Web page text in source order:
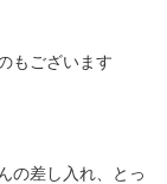
もございます
差し入れ、とっ